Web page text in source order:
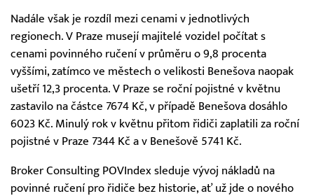
Nadále však je rozdíl mezi cenami v jednotlivých
regionech. V Praze musejí majitelé vozidel počítat s
cenami povinného ručení v průměru o 9,8 procenta
vyššími, zatímco ve městech o velikosti Benešova naopak
ušetří 12,3 procenta. V Praze se roční pojistné v květnu
zastavilo na částce 7674 Kč, v případě Benešova dosáhlo
6023 Kč. Minulý rok v květnu přitom řidiči zaplatili za roční
pojistné v Praze 7344 Kč a v Benešově 5741 Kč.
Broker Consulting POVIndex sleduje vývoj nákladů na
povinné ručení pro řidiče bez historie, ať už jde o nového